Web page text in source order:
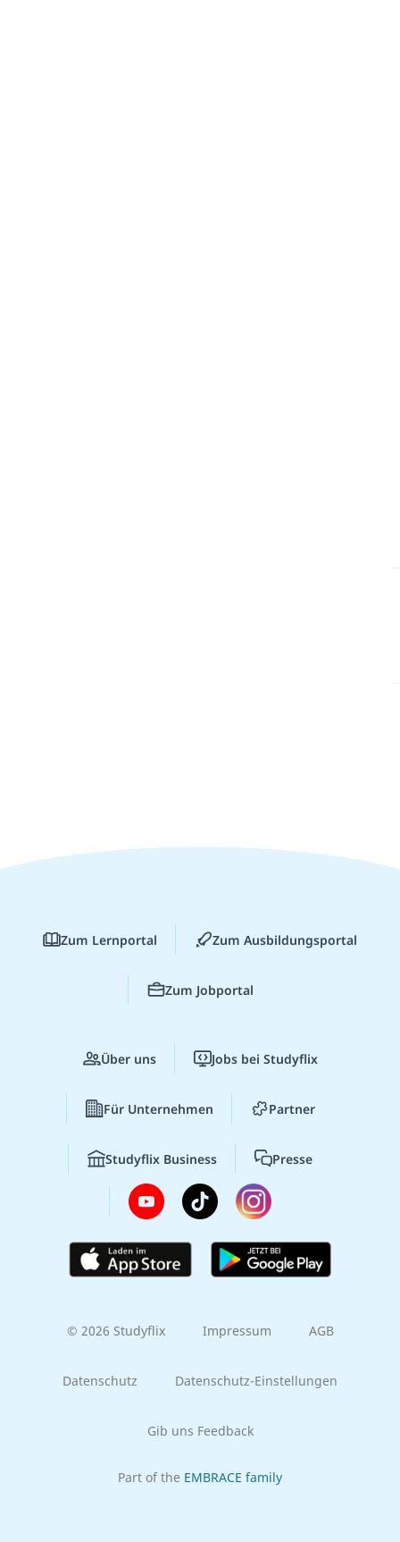
Zum Lernportal Zum Ausbildungsportal
Zum Jobportal
Über uns Jobs bei Studyflix
Für Unternehmen Partner
Studyflix Business Presse
© 2026 Studyflix Impressum AGB
Datenschutz Datenschutz-Einstellungen
Gib uns Feedback
Part of the EMBRACE family